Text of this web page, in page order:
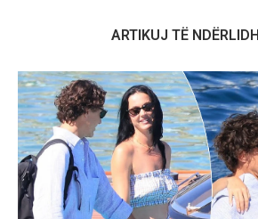
ARTIKUJ TË